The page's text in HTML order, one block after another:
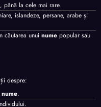
la cele mai rare.
islandeze, persane, arabe și
căutarea unui nume popular sau
despre:
nume.